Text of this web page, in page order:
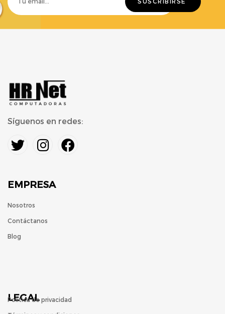
Síguenos en redes:
EMPRESA
Nosotros
Contáctanos
Blog
LEGAL
Política de privacidad